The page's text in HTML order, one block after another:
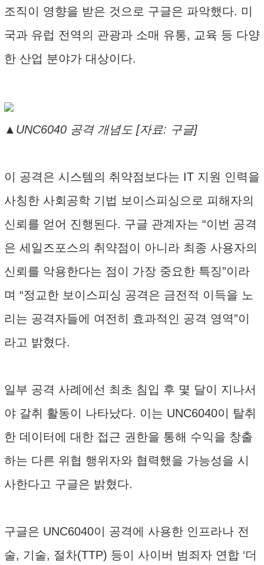
조직이 영향을 받은 것으로 구글은 파악했다. 미
국과 유럽 전역의 관광과 소매 유통, 교육 등 다양
한 산업 분야가 대상이다.
▲UNC6040 공격 개념도 [자료: 구글]
이 공격은 시스템의 취약점보다는 IT 지원 인력을
사칭한 사회공학 기법 보이스피싱으로 피해자의
신뢰를 얻어 진행된다. 구글 관계자는 “이번 공격
은 세일즈포스의 취약점이 아니라 최종 사용자의
신뢰를 악용한다는 점이 가장 중요한 특징”이라
며 “정교한 보이스피싱 공격은 금전적 이득을 노
리는 공격자들에 여전히 효과적인 공격 영역”이
라고 밝혔다.
일부 공격 사례에선 최초 침입 후 몇 달이 지나서
야 갈취 활동이 나타났다. 이는 UNC6040이 탈취
한 데이터에 대한 접근 권한을 통해 수익을 창출
하는 다른 위협 행위자와 협력했을 가능성을 시
사한다고 구글은 밝혔다.
구글은 UNC6040이 공격에 사용한 인프라나 전
술, 기술, 절차(TTP) 등이 사이버 범죄자 연합 ‘더